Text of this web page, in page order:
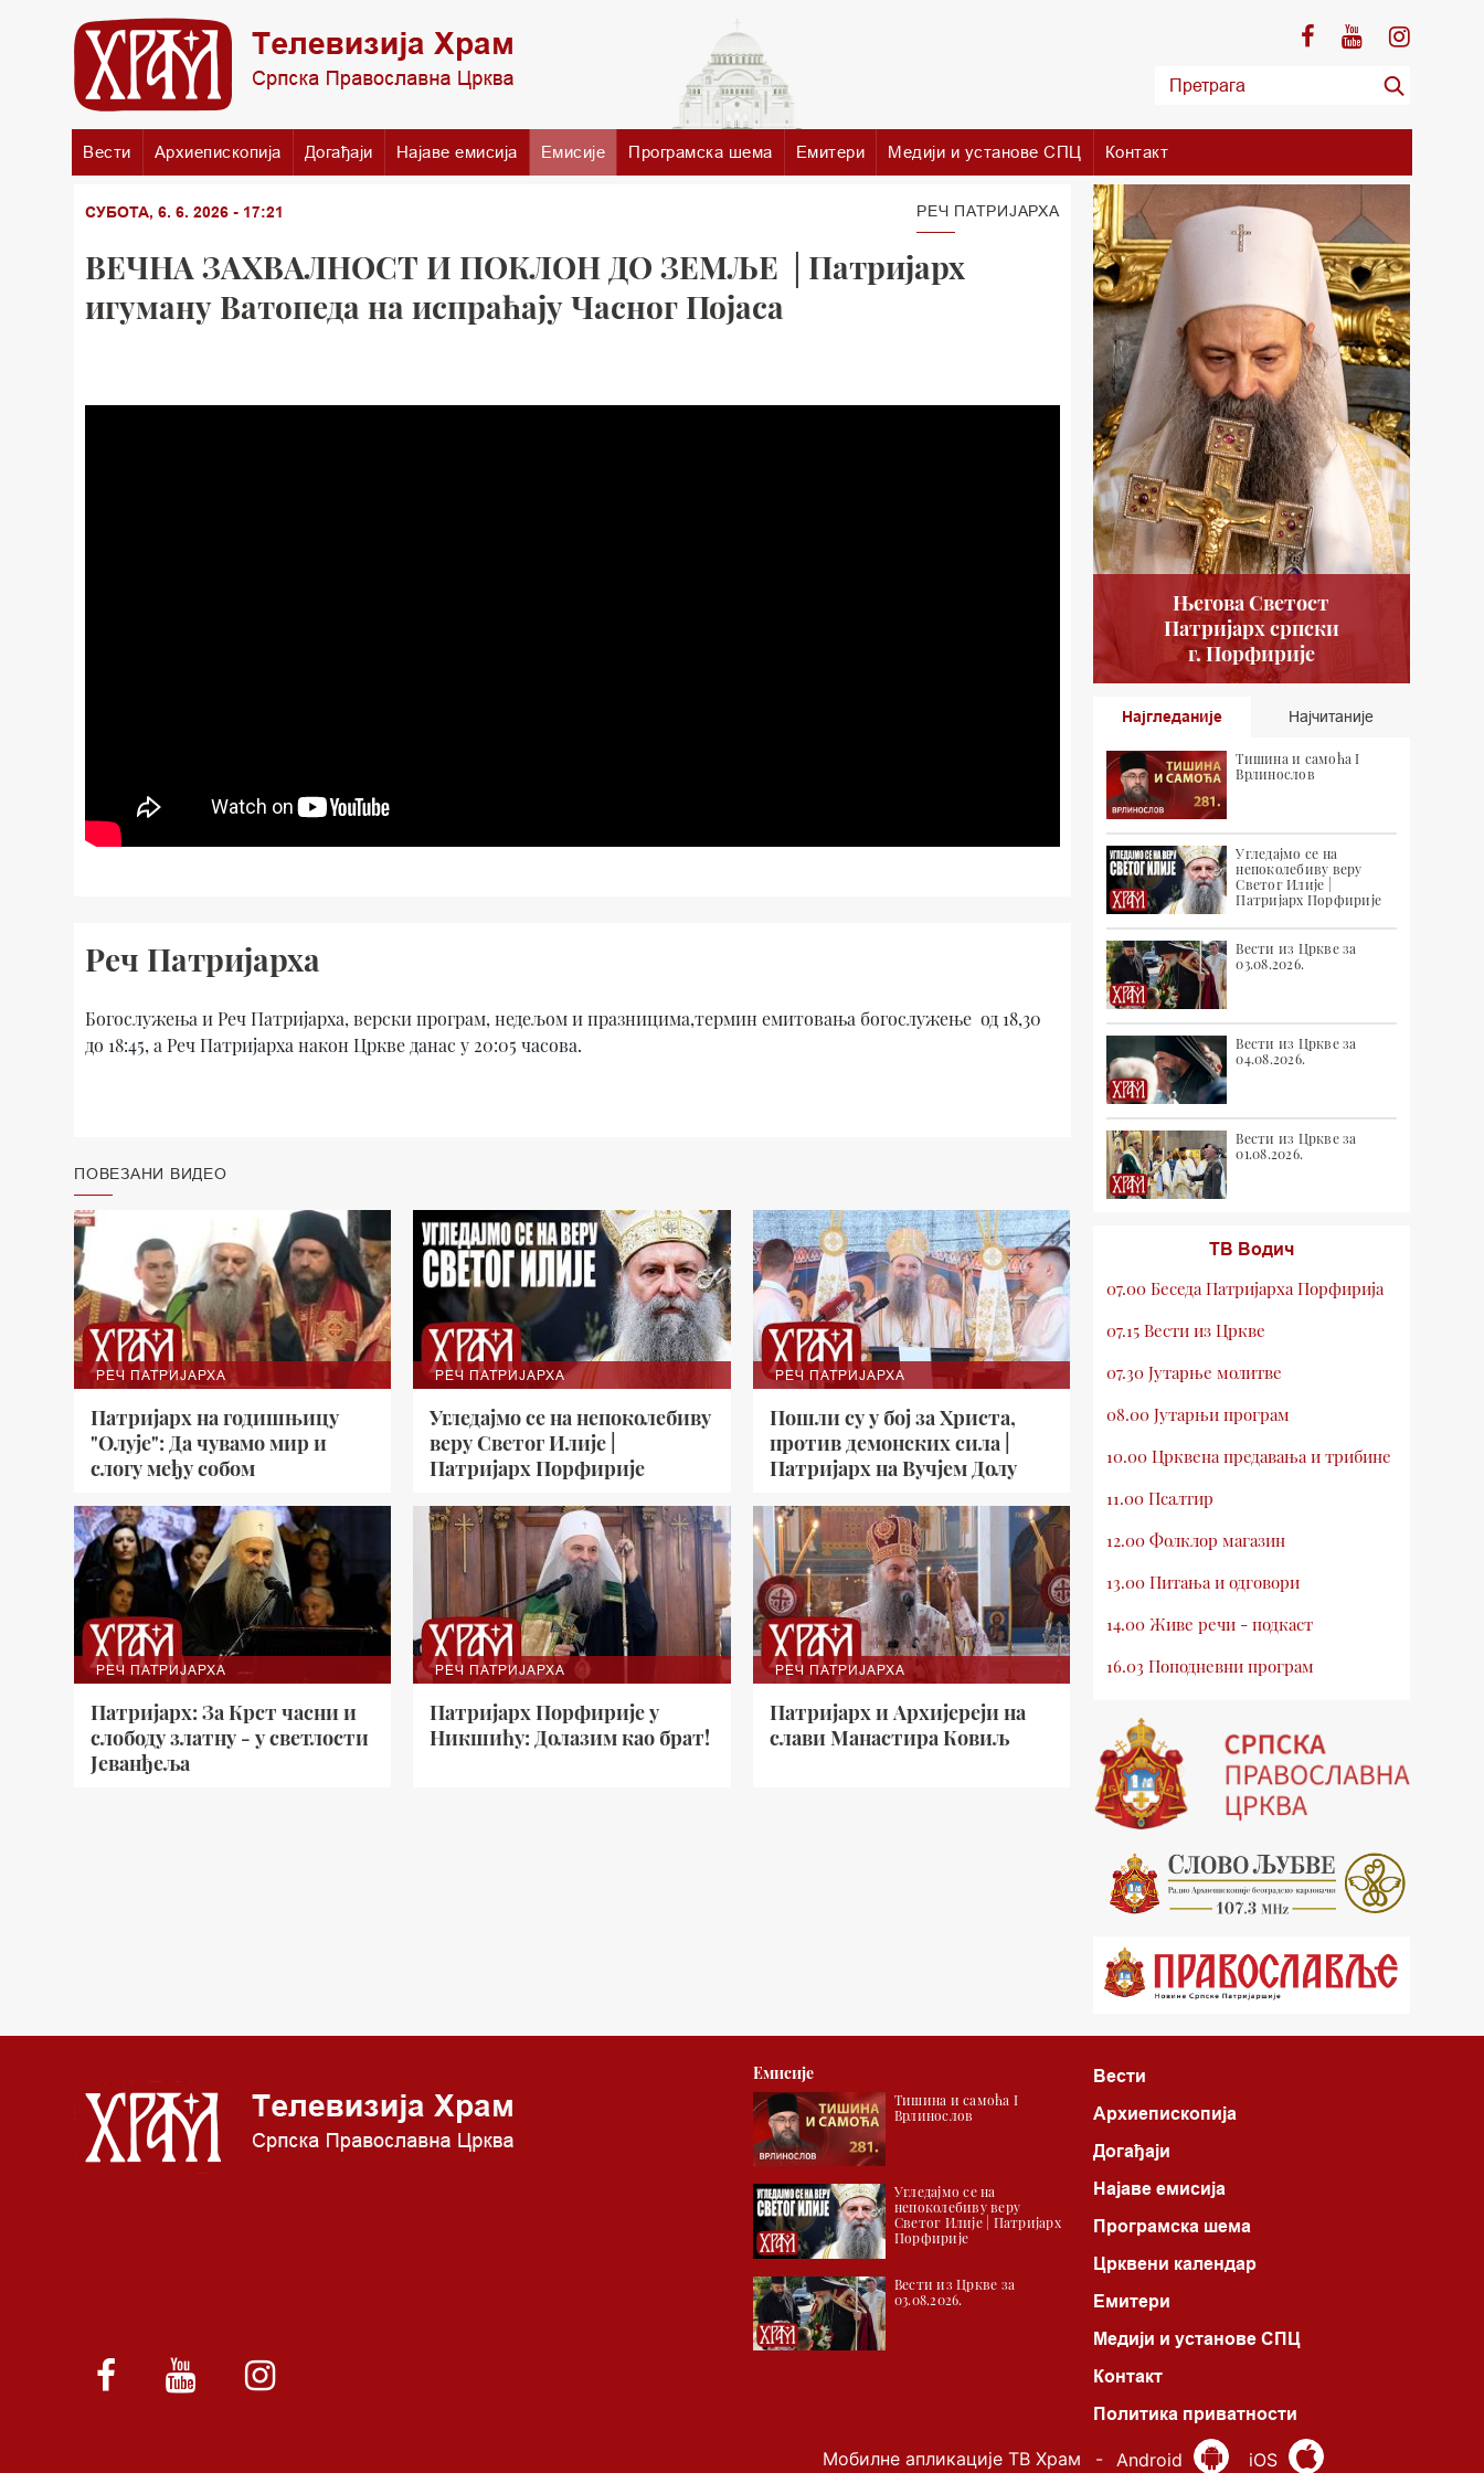
Вести Архиепископија Догађаји Најаве емисија Емисије Програмска шема Емитери Медији и установе СПЦ Контакт
СУБОТА, 6. 6. 2026 - 17:21 РЕЧ ПАТРИЈАРХА
ВЕЧНА ЗАХВАЛНОСТ И ПОКЛОН ДО ЗЕМЉЕ │Патријарх
игуману Ватопеда на испраћају Часног Појаса
Реч Патријарха
Богослужења и Реч Патријарха, верски програм, недељом и празницима,термин емитовања богослужење од 18,30
до 18:45, а Реч Патријарха након Цркве данас у 20:05 часова.
ПОВЕЗАНИ ВИДЕО
РЕЧ ПАТРИЈАРХА
Патријарх на годишњицу
"Олује": Да чувамо мир и
слогу међу собом
РЕЧ ПАТРИЈАРХА
Угледајмо се на непоколебиву
веру Светог Илије |
Патријарх Порфирије
РЕЧ ПАТРИЈАРХА
Пошли су у бој за Христа,
против демонских сила |
Патријарх на Вучјем Долу
РЕЧ ПАТРИЈАРХА
Патријарх: За Крст часни и
слободу златну - у светлости
Јеванђеља
РЕЧ ПАТРИЈАРХА
Патријарх Порфирије у
Никшићу: Долазим као брат!
РЕЧ ПАТРИЈАРХА
Патријарх и Архијереји на
слави Манастира Ковиљ
Његова Светост
Патријарх српски
г. Порфирије
Најгледаније Најчитаније
Тишина и самоћа I
Врлинослов
Угледајмо се на
непоколебиву веру
Светог Илије |
Патријарх Порфирије
Вести из Цркве за
03.08.2026.
Вести из Цркве за
04.08.2026.
Вести из Цркве за
01.08.2026.
ТВ Водич
07.00 Беседа Патријарха Порфирија
07.15 Вести из Цркве
07.30 Јутарње молитве
08.00 Јутарњи програм
10.00 Црквена предавања и трибине
11.00 Псалтир
12.00 Фолклор магазин
13.00 Питања и одговори
14.00 Живе речи - подкаст
16.03 Поподневни програм
19.03 Млади у Цркви
19.30 Вечерње молитве
20.00 Вести из Цркве
20.15 Реч архијереја
20.30 Хроника Архиепископије
21.03 Врлинослов
22.03 Црквена предавања и трибине
00.03 Црквена предавања и трибине
01.03 Живе речи - подкаст
*најважније вести емитујемо на
Емисије
Тишина и самоћа I
Врлинослов
Угледајмо се на
непоколебиву веру
Светог Илије | Патријарх
Порфирије
Вести из Цркве за
03.08.2026.
Вести
Архиепископија
Догађаји
Најаве емисија
Програмска шема
Црквени календар
Емитери
Медији и установе СПЦ
Контакт
Политика приватности
Мобилне апликације ТВ Храм - Android iOS